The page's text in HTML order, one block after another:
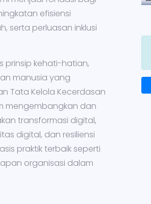
efisiensi
serta perluasan inklusi
prinsip kehati-hatian,
manusia yang
Tata Kelola Kecerdasan
mengembangkan dan
transformasi digital,
digital, dan resiliensi
praktik terbaik seperti
organisasi dalam